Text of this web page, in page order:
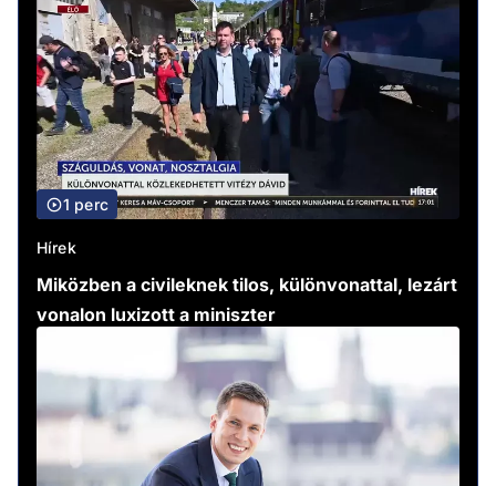
1 perc
Hírek
Miközben a civileknek tilos, különvonattal, lezárt
vonalon luxizott a miniszter